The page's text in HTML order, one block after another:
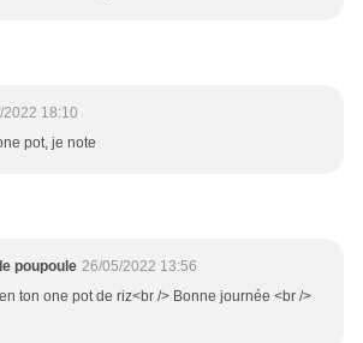
2022 18:10
pot, je note
poupoule 26/05/2022 13:56
ton one pot de riz<br /> Bonne journée <br />